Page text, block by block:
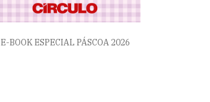
E-BOOK ESPECIAL PÁSCOA 2026